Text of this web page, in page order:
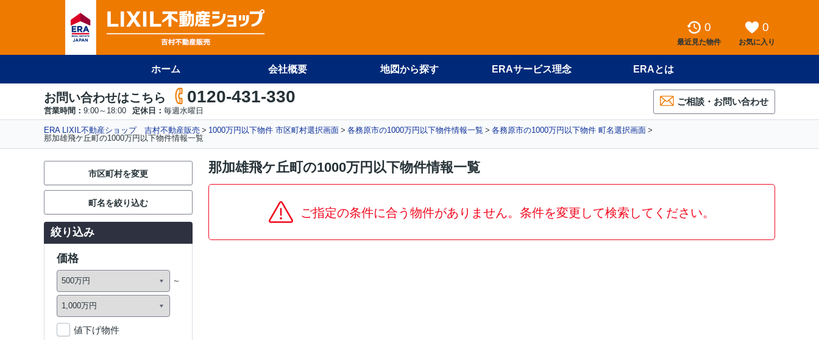
0
最近見た物件
0
お気に入り
ホーム 会社概要 地図から探す ERAサービス理念 ERAとは
お問い合わせはこちら 0120-431-330
営業時間： 9:00～18:00 定休日： 毎週水曜日
ご相談・お問い合わせ
ERA LIXIL不動産ショップ 吉村不動産販売 1000万円以下物件 市区町村選択画面 各務原市の1000万円以下物件情報一覧
各務原市の1000万円以下物件 町名選択画面
那加雄飛ケ丘町の1000万円以下物件情報一覧
那加雄飛ケ丘町の1000万円以下物件情報一覧
ご指定の条件に合う物件がありません。条件を変更して検索してください。
市区町村を変更
町名を絞り込む
絞り込み
価格
値下げ物件